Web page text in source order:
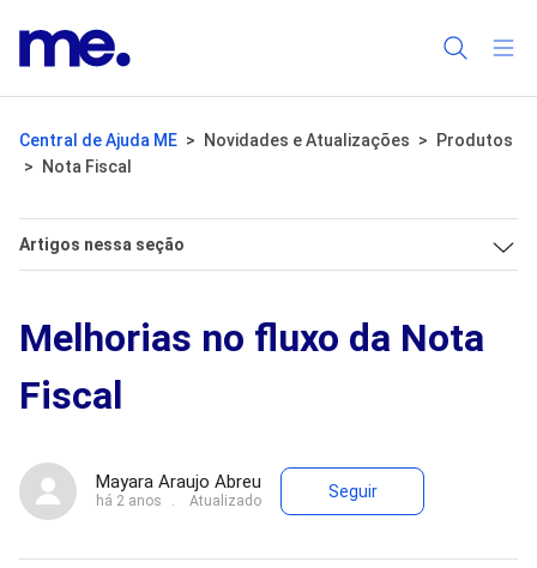
Central de Ajuda ME Novidades e Atualizações
Produtos
Nota Fiscal
Artigos nessa seção
Melhorias no fluxo da Nota
Fiscal
Mayara Araujo Abreu
há 2 anos Atualizado Seguir